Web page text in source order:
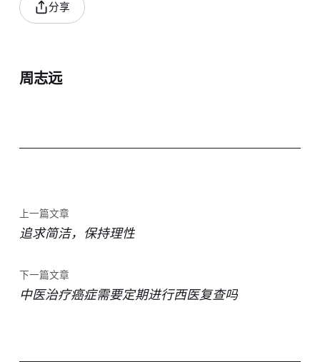
分享
周志远
上一篇文章
追求简洁，保持理性
下一篇文章
中医治疗癌症需要定期进行西医复查吗